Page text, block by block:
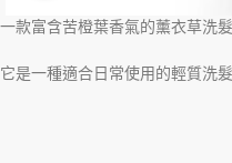
一款富含苦橙葉香氣的薰衣草洗
它是一種適合日常使用的輕質洗